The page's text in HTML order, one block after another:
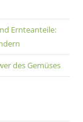
Ernteanteile:
des Gemüses